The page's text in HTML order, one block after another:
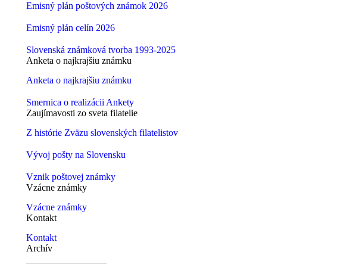
Emisný plán poštových známok 2026
Emisný plán celín 2026
Slovenská známková tvorba 1993-2025
Anketa o najkrajšiu známku
Anketa o najkrajšiu známku
Smernica o realizácii Ankety
Zaujímavosti zo sveta filatelie
Z histórie Zväzu slovenských filatelistov
Vývoj pošty na Slovensku
Vznik poštovej známky
Vzácne známky
Vzácne známky
Kontakt
Kontakt
Archív